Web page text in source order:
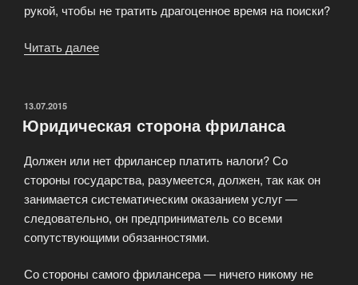
рукой, чтобы не тратить драгоценное время на поиски?
Читать далее
ОПУБЛИКОВАНО
13.07.2015
Юридическая сторона фриланса
Должен или нет фрилансер платить налоги? Со
стороны государства, разумеется, должен, так как он
занимается систематическим оказанием услуг —
следовательно, он предприниматель со всеми
сопутствующими обязанностями.
Со стороны самого фрилансера — ничего никому не